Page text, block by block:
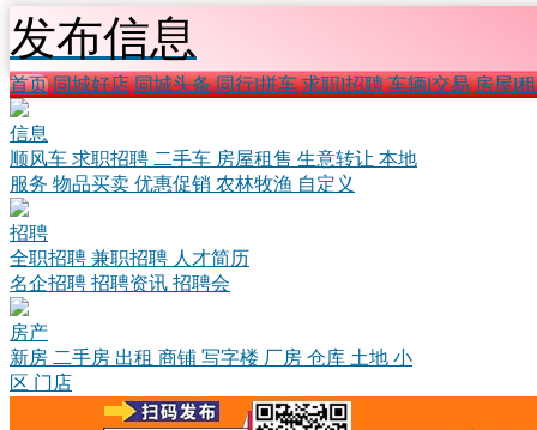
发布信息
首页 同城好店 同城头条 同行l拼车 求职l招聘 车辆l交易 房屋l
信息
顺风车 求职招聘 二手车 房屋租售 生意转让 本地
服务 物品买卖 优惠促销 农林牧渔 自定义
招聘
全职招聘 兼职招聘 人才简历
名企招聘 招聘资讯 招聘会
房产
新房 二手房 出租 商铺 写字楼 厂房 仓库 土地 小
区 门店